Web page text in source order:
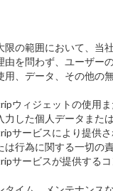
の範囲において、当
由を問わず、ユーザ
用、データ、その他の
ウィジェットの使用
した個人データまた
サービスにより提供
行為に関する一切の責
サービスが提供する